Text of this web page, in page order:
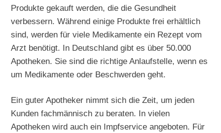
Produkte gekauft werden, die die Gesundheit
verbessern. Während einige Produkte frei erhältlich
sind, werden für viele Medikamente ein Rezept vom
Arzt benötigt. In Deutschland gibt es über 50.000
Apotheken. Sie sind die richtige Anlaufstelle, wenn es
um Medikamente oder Beschwerden geht.
Ein guter Apotheker nimmt sich die Zeit, um jeden
Kunden fachmännisch zu beraten. In vielen
Apotheken wird auch ein Impfservice angeboten. Für